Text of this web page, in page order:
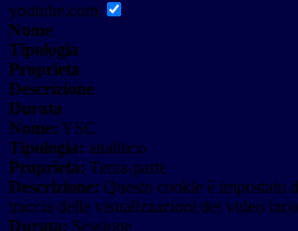
youtube.com
Nome
Tipologia
Proprieta
Descrizione
Durata
Nome: YSC
Tipologia: analitico
Proprieta: Terza-parte
Descrizione: Questo cookie è impostato
traccia delle visualizzazioni dei video
Durata: Sessione